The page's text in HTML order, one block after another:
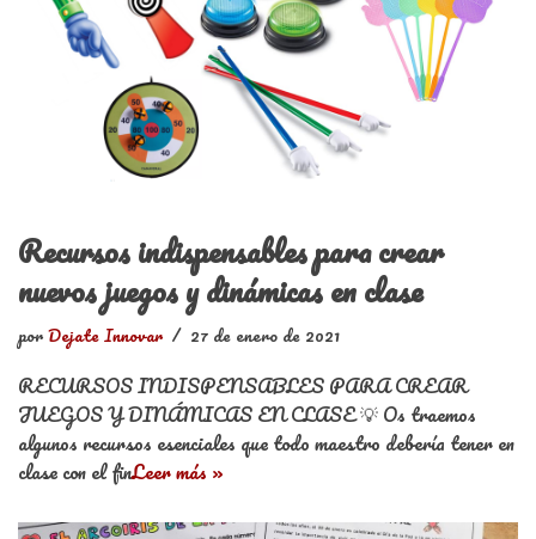
Recursos indispensables para crear
nuevos juegos y dinámicas en clase
porDejate Innovar 27 de enero de 2021
RECURSOS INDISPENSABLES PARA CREAR
JUEGOS Y DINÁMICAS EN CLASE 💡 Os traemos
algunos recursos esenciales que todo maestro debería tener en
clase con el finLeer más »